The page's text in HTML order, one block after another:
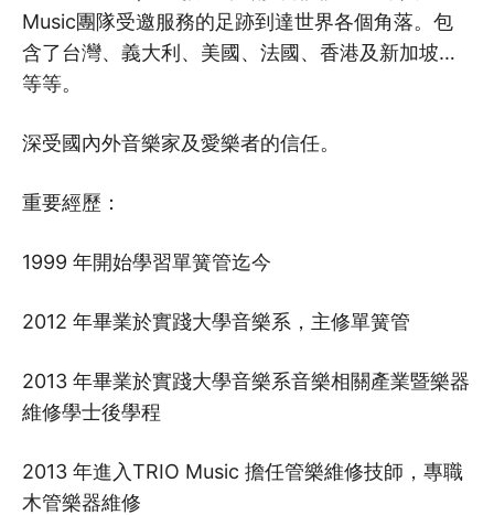
Music團隊受邀服務的足跡到達世界各個角落。包
含了台灣、義大利、美國、法國、香港及新加坡…
等等。
深受國內外音樂家及愛樂者的信任。
重要經歷：
1999 年開始學習單簧管迄今
2012 年畢業於實踐大學音樂系，主修單簧管
2013 年畢業於實踐大學音樂系音樂相關產業暨樂器
維修學士後學程
2013 年進入TRIO Music 擔任管樂維修技師，專職
木管樂器維修